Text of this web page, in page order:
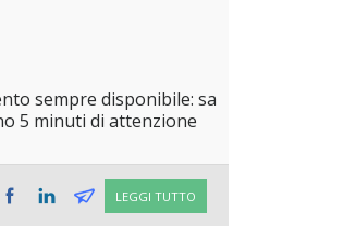
sempre disponibile: sa
5 minuti di attenzione
LEGGI TUTTO